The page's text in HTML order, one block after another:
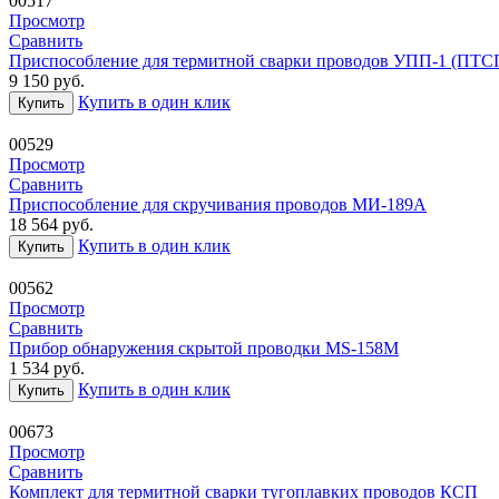
Просмотр
Сравнить
Приспособление для термитной сварки проводов УПП-1
9 150 руб.
Купить Купить в один клик
00529
Просмотр
Сравнить
Приспособление для скручивания проводов МИ-189А
18 564 руб.
Купить Купить в один клик
00562
Просмотр
Сравнить
Прибор обнаружения скрытой проводки MS-158M
1 534 руб.
Купить Купить в один клик
00673
Просмотр
Сравнить
Комплект для термитной сварки тугоплавких проводов КСП